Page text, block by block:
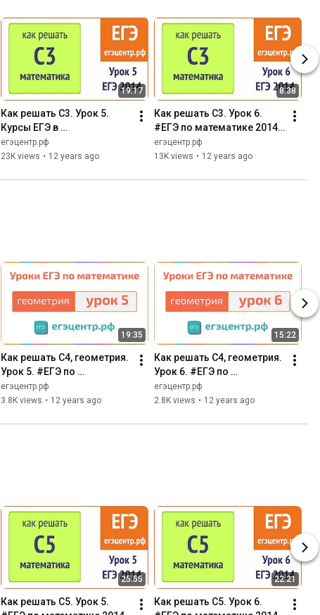
19:17
Как решать С3. Урок 5.
Курсы ЕГЭ в
Новосибирске. Метод
рационализации
егэцентр.рф
23K views • 12 years ago
8:38
Как решать С3. Урок 6.
#ЕГЭ по математике 2014.
Иррациональные
неравенства
егэцентр.рф
13K views • 12 years ago
19:35
Как решать С4, геометрия.
Урок 5. #ЕГЭ по
математике 2014
егэцентр.рф
3.8K views • 12 years ago
15:22
Как решать С4, геометрия.
Урок 6. #ЕГЭ по
математике 2014.
Удвоение медианы
егэцентр.рф
2.8K views • 12 years ago
25:55
Как решать С5. Урок 5.
22:21
Как решать С5. Урок 6.